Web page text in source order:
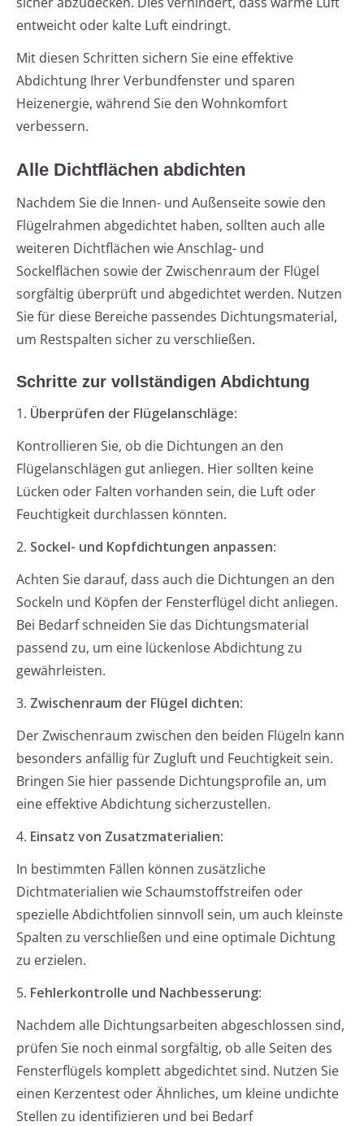
entweicht oder kalte Luft eindringt.
Mit diesen Schritten sichern Sie eine effektive
Abdichtung Ihrer Verbundfenster und sparen
Heizenergie, während Sie den Wohnkomfort
verbessern.
Alle Dichtflächen abdichten
Nachdem Sie die Innen- und Außenseite sowie den
Flügelrahmen abgedichtet haben, sollten auch alle
weiteren Dichtflächen wie Anschlag- und
Sockelflächen sowie der Zwischenraum der Flügel
sorgfältig überprüft und abgedichtet werden. Nutzen
Sie für diese Bereiche passendes Dichtungsmaterial,
um Restspalten sicher zu verschließen.
Schritte zur vollständigen Abdichtung
1. Überprüfen der Flügelanschläge:
Kontrollieren Sie, ob die Dichtungen an den
Flügelanschlägen gut anliegen. Hier sollten keine
Lücken oder Falten vorhanden sein, die Luft oder
Feuchtigkeit durchlassen könnten.
2. Sockel- und Kopfdichtungen anpassen:
Achten Sie darauf, dass auch die Dichtungen an den
Sockeln und Köpfen der Fensterflügel dicht anliegen.
Bei Bedarf schneiden Sie das Dichtungsmaterial
passend zu, um eine lückenlose Abdichtung zu
gewährleisten.
3. Zwischenraum der Flügel dichten:
Der Zwischenraum zwischen den beiden Flügeln kann
besonders anfällig für Zugluft und Feuchtigkeit sein.
Bringen Sie hier passende Dichtungsprofile an, um
eine effektive Abdichtung sicherzustellen.
4. Einsatz von Zusatzmaterialien:
In bestimmten Fällen können zusätzliche
Dichtmaterialien wie Schaumstoffstreifen oder
spezielle Abdichtfolien sinnvoll sein, um auch kleinste
Spalten zu verschließen und eine optimale Dichtung
zu erzielen.
5. Fehlerkontrolle und Nachbesserung:
Nachdem alle Dichtungsarbeiten abgeschlossen sind,
prüfen Sie noch einmal sorgfältig, ob alle Seiten des
Fensterflügels komplett abgedichtet sind. Nutzen Sie
einen Kerzentest oder Ähnliches, um kleine undichte
Stellen zu identifizieren und bei Bedarf